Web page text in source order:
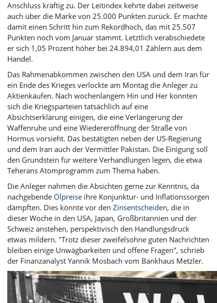
Anschluss kräftig zu. Der Leitindex kehrte dabei zeitweise
auch über die Marke von 25.000 Punkten zurück. Er machte
damit einen Schritt hin zum Rekordhoch, das mit 25.507
Punkten noch vom Januar stammt. Letztlich verabschiedete
er sich 1,05 Prozent höher bei 24.894,01 Zählern aus dem
Handel.
Das Rahmenabkommen zwischen den USA und dem Iran für
ein Ende des Krieges verlockte am Montag die Anleger zu
Aktienkäufen. Nach wochenlangem Hin und Her konnten
sich die Kriegsparteien tatsächlich auf eine
Absichtserklärung einigen, die eine Verlängerung der
Waffenruhe und eine Wiedereröffnung der Straße von
Hormus vorsieht. Das bestätigten neben der US-Regierung
und dem Iran auch der Vermittler Pakistan. Die Einigung soll
den Grundstein für weitere Verhandlungen legen, die etwa
Teherans Atomprogramm zum Thema haben.
Die Anleger nahmen die Absichten gerne zur Kenntnis, da
nachgebende Ölpreise ihre Konjunktur- und Inflationssorgen
dämpften. Dies könnte vor den Zinsentscheiden, die in
dieser Woche in den USA, Japan, Großbritannien und der
Schweiz anstehen, perspektivisch den Handlungsdruck
etwas mildern. "Trotz dieser zweifelsohne guten Nachrichten
bleiben einige Unwägbarkeiten und offene Fragen", schrieb
der Finanzanalyst Yannik Mosbach vom Bankhaus Metzler.